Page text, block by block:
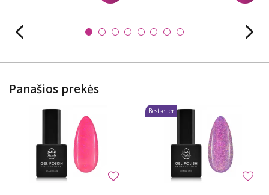
Panašios prekės
Bestseller